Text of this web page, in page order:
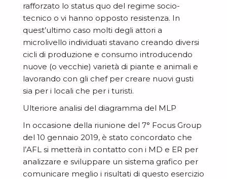
rafforzato lo status quo del regime socio-
tecnico o vi hanno opposto resistenza. In
quest’ultimo caso molti degli attori a
microlivello individuati stavano creando diversi
cicli di produzione e consumo introducendo
nuove (o vecchie) varietà di piante e animali e
lavorando con gli chef per creare nuovi gusti
sia per i locali che per i turisti.
Ulteriore analisi del diagramma del MLP
In occasione della riunione del 7° Focus Group
del 10 gennaio 2019, è stato concordato che
l’AFL si metterà in contatto con i MD e ER per
analizzare e sviluppare un sistema grafico per
comunicare meglio i risultati di questo esercizio